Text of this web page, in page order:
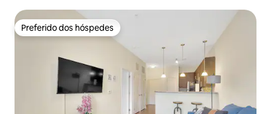
Preferido dos hóspedes
Preferido dos hóspedes